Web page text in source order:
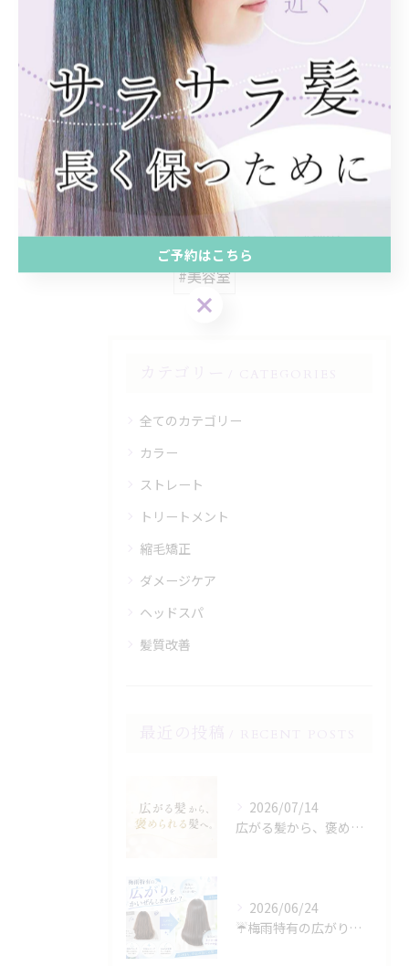
< 前のページ 一覧に戻る
関連タグ
#髪質改善 #インナーカラー
#しっとり
#ツヤ
#ミディアム #トレンド
#サラサラ
#酸性 #ブリーチ
#梅田
#美容室
全てのカテゴリー
カラー
ストレート
トリートメント
縮毛矯正
ダメージケア
ヘッドスパ
髪質改善
2026/07/14
広がる髪から、褒められる髪へ。
2026/06/24
☔️梅雨特有の広がり、諦めていませんか？☔️
ご予約はこちら